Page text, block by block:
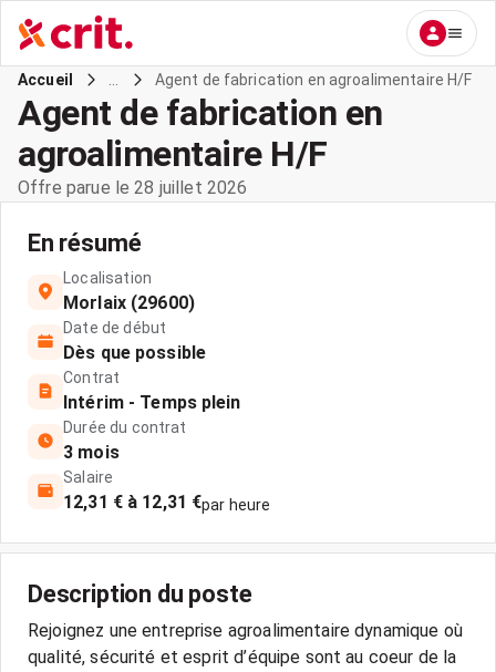
Accueil Agent de fabrication en agroalimentaire H/F
Agent de fabrication en
agroalimentaire H/F
Offre parue le 28 juillet 2026
En résumé
Localisation
Morlaix (29600)
Date de début
Dès que possible
Contrat
Intérim - Temps plein
Durée du contrat
3 mois
Salaire
12,31 € à 12,31 €par heure
Description du poste
Rejoignez une entreprise agroalimentaire dynamique où
qualité, sécurité et esprit d’équipe sont au coeur de la